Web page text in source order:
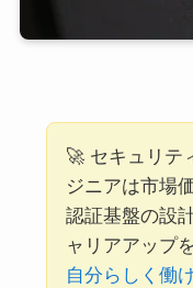
🚀 セキュリテ
ジニアは市場
認証基盤の設
ャリアアップ
自分らしく働